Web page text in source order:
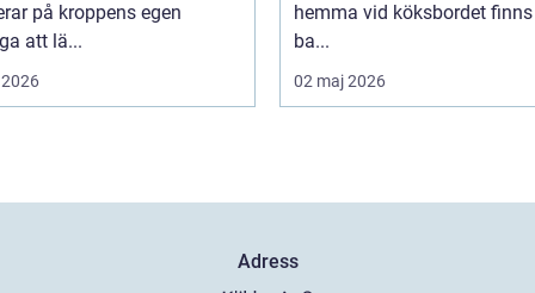
på kroppens egen
att lä...
hemma vid köksbordet
ba...
02 maj 2026
Adress